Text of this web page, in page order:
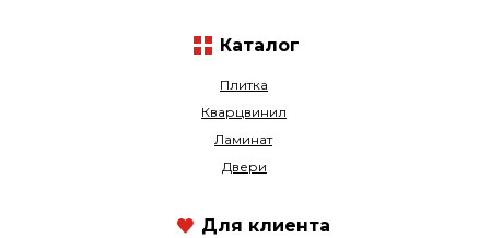
Плитка
Кварцвинил
Ламинат
Двери
Каталог
Для клиента